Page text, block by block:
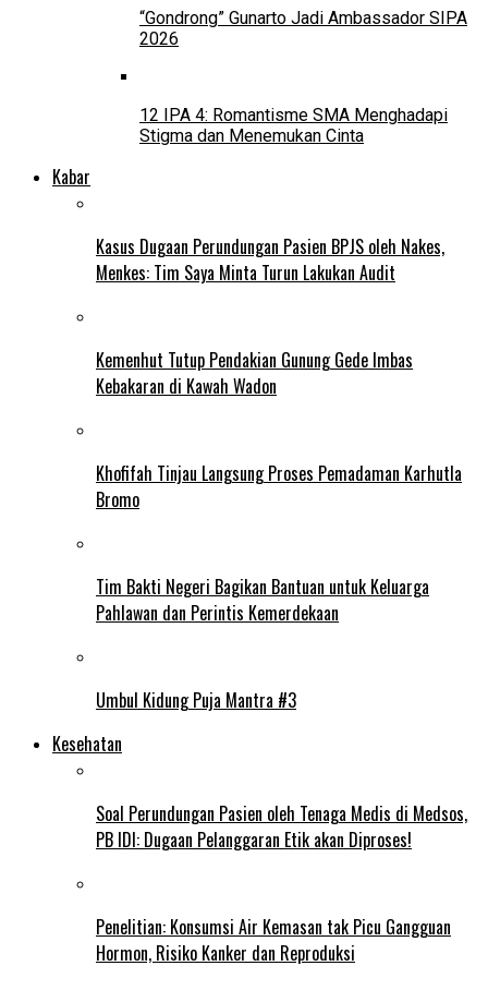
“Gondrong” Gunarto Jadi Ambassador SIPA
2026
12 IPA 4: Romantisme SMA Menghadapi
Stigma dan Menemukan Cinta
Kabar
Kasus Dugaan Perundungan Pasien BPJS oleh Nakes,
Menkes: Tim Saya Minta Turun Lakukan Audit
Kemenhut Tutup Pendakian Gunung Gede Imbas
Kebakaran di Kawah Wadon
Khofifah Tinjau Langsung Proses Pemadaman Karhutla
Bromo
Tim Bakti Negeri Bagikan Bantuan untuk Keluarga
Pahlawan dan Perintis Kemerdekaan
Umbul Kidung Puja Mantra #3
Kesehatan
Soal Perundungan Pasien oleh Tenaga Medis di Medsos,
PB IDI: Dugaan Pelanggaran Etik akan Diproses!
Penelitian: Konsumsi Air Kemasan tak Picu Gangguan
Hormon, Risiko Kanker dan Reproduksi